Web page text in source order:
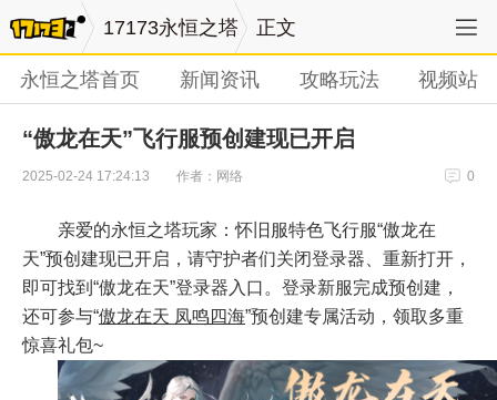
17173永恒之塔 正文
永恒之塔首页 新闻资讯 攻略玩法 视频站
“傲龙在天”飞行服预创建现已开启
2025-02-24 17:24:13 作者：网络 0
亲爱的永恒之塔玩家：怀旧服特色飞行服“傲龙在
天”预创建现已开启，请守护者们关闭登录器、重新打开，
即可找到“傲龙在天”登录器入口。登录新服完成预创建，
还可参与“傲龙在天 凤鸣四海”预创建专属活动，领取多重
惊喜礼包~